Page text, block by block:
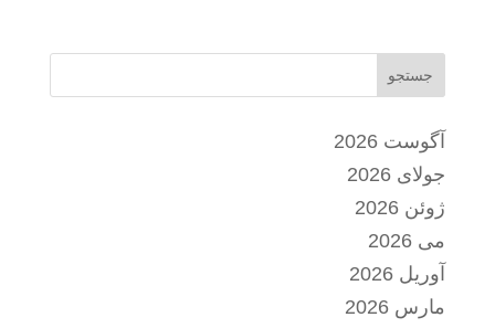
جستجو
آگوست 2026
جولای 2026
ژوئن 2026
می 2026
آوریل 2026
مارس 2026